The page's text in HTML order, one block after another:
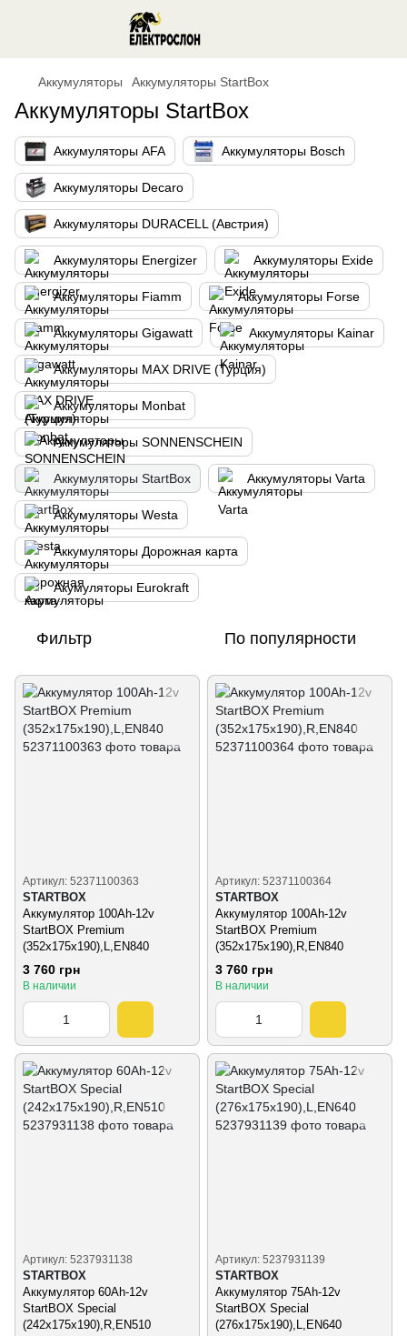
Аккумуляторы Аккумуляторы StartBox
Аккумуляторы StartBox
Аккумуляторы AFA Аккумуляторы Bosch
Аккумуляторы Decaro
Аккумуляторы DURACELL (Австрия)
Аккумуляторы Energizer Аккумуляторы Exide
Аккумуляторы Fiamm Аккумуляторы Forse
Аккумуляторы Gigawatt Аккумуляторы Kainar
Аккумуляторы MAX DRIVE (Турция)
Аккумуляторы Monbat
Аккумуляторы SONNENSCHEIN
Аккумуляторы StartBox Аккумуляторы Varta
Аккумуляторы Westa
Аккумуляторы Дорожная карта
Акумуляторы Eurokraft
Фильтр По популярности
Артикул: 52371100363
STARTBOX
Аккумулятор 100Ah-12v
StartBOX Premium
(352x175x190),L,EN840
3 760 грн
В наличии
Артикул: 52371100364
STARTBOX
Аккумулятор 100Ah-12v
StartBOX Premium
(352x175x190),R,EN840
3 760 грн
В наличии
Артикул: 5237931138
STARTBOX
Аккумулятор 60Ah-12v
StartBOX Special
(242x175x190),R,EN510
Артикул: 5237931139
STARTBOX
Аккумулятор 75Ah-12v
StartBOX Special
(276x175x190),L,EN640